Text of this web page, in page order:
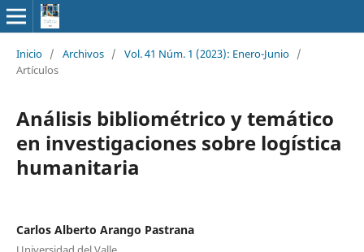
Inicio / Archivos / Vol. 41 Núm. 1 (2023): Enero-Junio /
Artículos
Análisis bibliométrico y temático
en investigaciones sobre logística
humanitaria
Carlos Alberto Arango Pastrana